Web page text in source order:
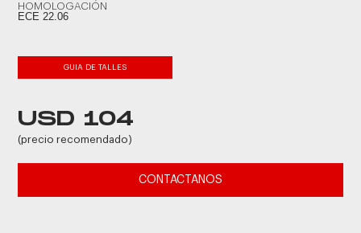
HOMOLOGACIÓN
ECE 22.06
GUIA DE TALLES
USD 104
(precio recomendado)
CONTACTANOS